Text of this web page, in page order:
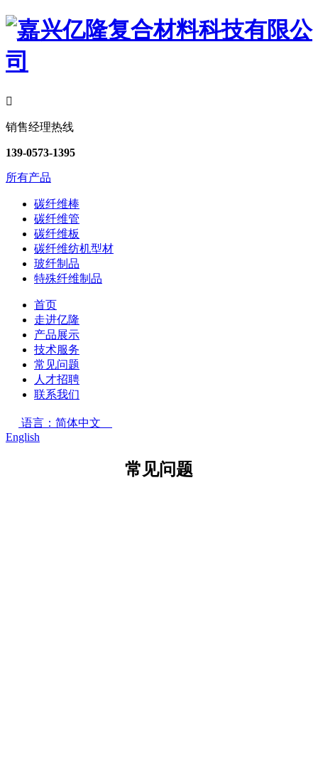

销售经理热线
139-0573-1395
所有产品
碳纤维棒
碳纤维管
碳纤维板
碳纤维纺机型材
玻纤制品
特殊纤维制品
首页
走进亿隆
产品展示
技术服务
常见问题
人才招聘
联系我们
语言：简体中文
English
常见问题